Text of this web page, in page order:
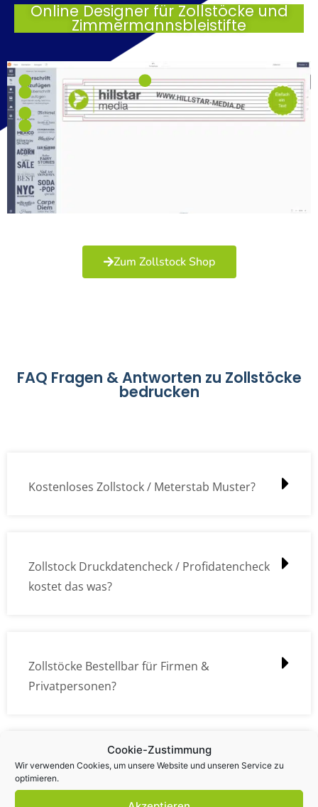
Cookie-Zustimmung
Wir verwenden Cookies, um unsere Website und unseren Service zu
optimieren.
Online Designer für Zollstöcke und
Zimmermannsbleistifte
Zum Zollstock Shop
FAQ Fragen & Antworten zu Zollstöcke
bedrucken
Kostenloses Zollstock / Meterstab Muster?
Zollstock Druckdatencheck / Profidatencheck
kostet das was?
Zollstöcke Bestellbar für Firmen &
Privatpersonen?
Wie kann ich die Daten (z.B. Logos und Texte)
übermitteln?